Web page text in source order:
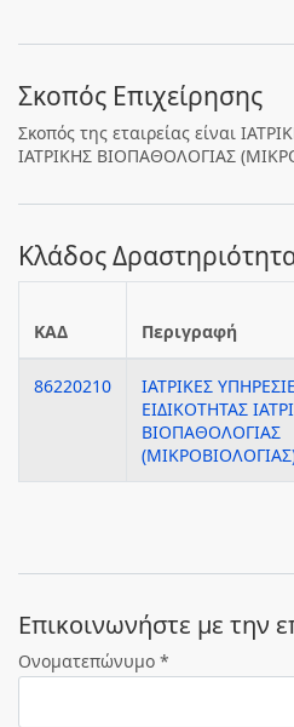
Σκοπός Επιχείρησης
Σκοπός της εταιρείας είναι
ΙΑΤΡΙΚΗΣ ΒΙΟΠΑΘΟΛΟΓΙΑΣ
Κλάδος
ΚΑΔ Περιγραφή
86220210
ΙΑΤΡΙΚΕΣ
ΕΙΔΙΚΟΤΗΤΑΣ
ΒΙΟΠΑΘΟΛΟΓΙΑΣ
Eπικοινωνήστε με την
Ονοματεπώνυμο *